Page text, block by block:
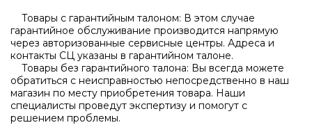
Товары с гарантийным талоном: В этом случае
гарантийное обслуживание производится напрямую
через авторизованные сервисные центры. Адреса и
контакты СЦ указаны в гарантийном талоне.
Товары без гарантийного талона: Вы всегда можете
обратиться с неисправностью непосредственно в наш
магазин по месту приобретения товара. Наши
специалисты проведут экспертизу и помогут с
решением проблемы.